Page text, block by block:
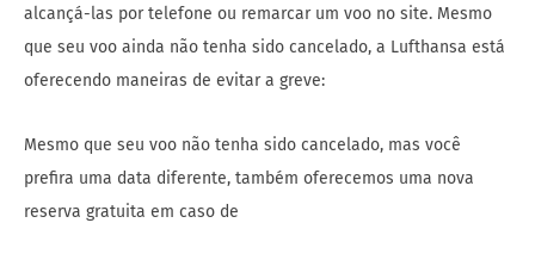
alcançá-las por telefone ou remarcar um voo no site. Mesmo
que seu voo ainda não tenha sido cancelado, a Lufthansa está
oferecendo maneiras de evitar a greve:
Mesmo que seu voo não tenha sido cancelado, mas você
prefira uma data diferente, também oferecemos uma nova
reserva gratuita em caso de